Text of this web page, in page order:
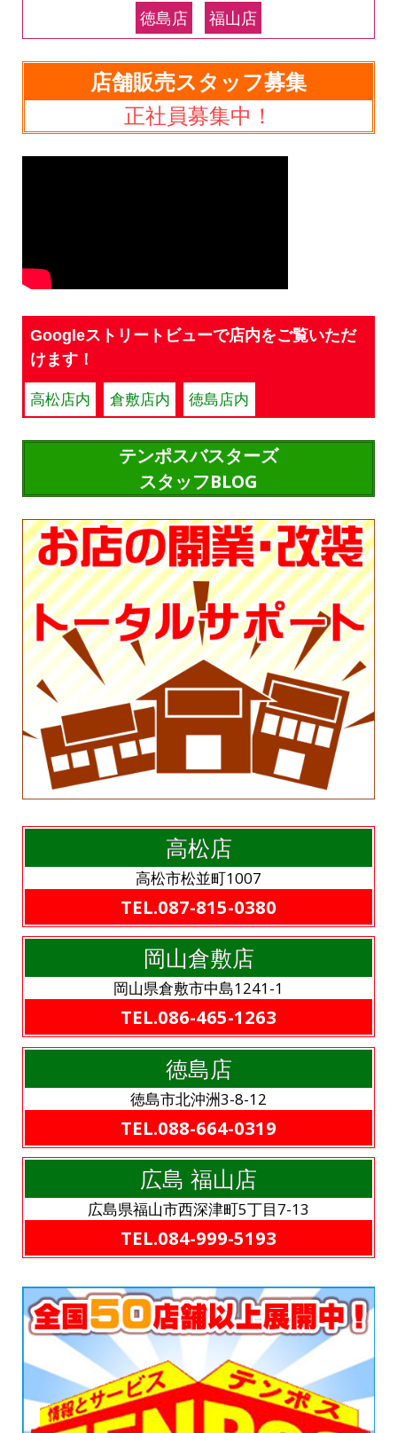
徳島店
福山店
店舗販売スタッフ募集
正社員募集中！
Googleストリートビューで店内をご覧いただ
けます！
高松店内 倉敷店内 徳島店内
テンポスバスターズ
スタッフBLOG
高松店
高松市松並町1007
TEL.087-815-0380
岡山倉敷店
岡山県倉敷市中島1241-1
TEL.086-465-1263
徳島店
徳島市北沖洲3-8-12
TEL.088-664-0319
広島 福山店
広島県福山市西深津町5丁目7-13
TEL.084-999-5193